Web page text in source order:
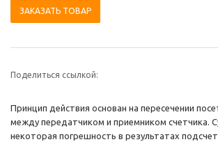
ЗАКАЗАТЬ ТОВАР
Поделиться ссылкой:
Принцип действия основан на пересечении
между передатчиком и приемником счетчика.
некоторая погрешность в результатах